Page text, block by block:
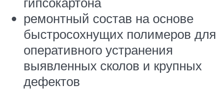
ремонтный состав на основе
быстросохнущих полимеров для
оперативного устранения
выявленных сколов и крупных
дефектов